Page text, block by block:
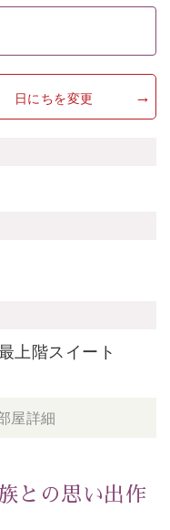
日にちを変更
上階スイート
屋詳細
との思い出作